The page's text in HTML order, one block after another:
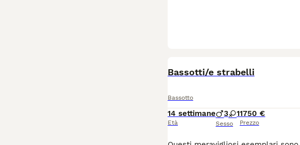
Bassotti/e strabelli
Bassotto
14 settimane
Età
3 1
Sesso
1750 €
Prezzo